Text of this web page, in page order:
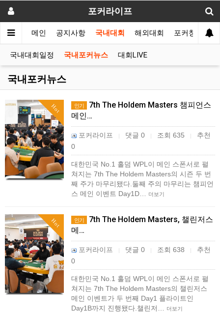
포커라이프
메인 공지사항 국내대회 해외대회 포커창고
국내대회일정 국내포커뉴스 대회LIVE
국내포커뉴스
Hot 인기
7th The Holdem Masters 챔피언스
메인…
포커라이프 | 댓글 0 | 조회 635 |
추천
0
대한민국 No.1 홀덤 WPL이 메인 스폰서로 펼
쳐지는 7th The Holdem Masters의 시즌 두 번
째 주가 마무리됐다.둘째 주의 마무리는 챔피언
스 메인 이벤트 Day1D…
더보기
Hot 인기
7th The Holdem Masters, 챌린저스
메…
포커라이프 | 댓글 0 | 조회 638 |
추천
0
대한민국 No.1 홀덤 WPL이 메인 스폰서로 펼
쳐지는 7th The Holdem Masters의 챌린저스
메인 이벤트가 두 번째 Day1 플라이트인
Day1B까지 진행됐다.챌린저…
더보기